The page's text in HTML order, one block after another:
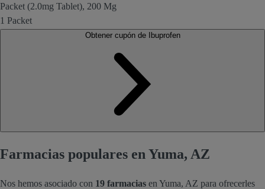
Packet (2.0mg Tablet), 200 Mg
1 Packet
Obtener cupón de Ibuprofen
Farmacias populares en Yuma, AZ
Nos hemos asociado con 19 farmacias en Yuma, AZ para ofrecerles